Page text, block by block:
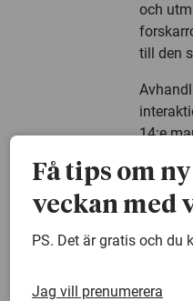
och
till den
14:e
Få tips om
veckan med
PS. Det är gratis och du
Jag vill prenumerera